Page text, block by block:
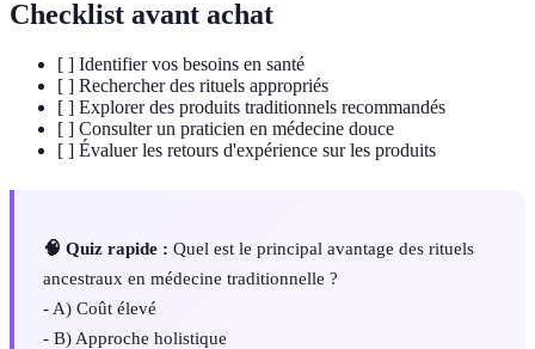
Checklist avant achat
[ ] Identifier vos besoins en santé
[ ] Rechercher des rituels appropriés
[ ] Explorer des produits traditionnels recommandés
[ ] Consulter un praticien en médecine douce
[ ] Évaluer les retours d'expérience sur les produits
🧠 Quiz rapide : Quel est le principal avantage des rituels
ancestraux en médecine traditionnelle ?
- A) Coût élevé
- B) Approche holistique